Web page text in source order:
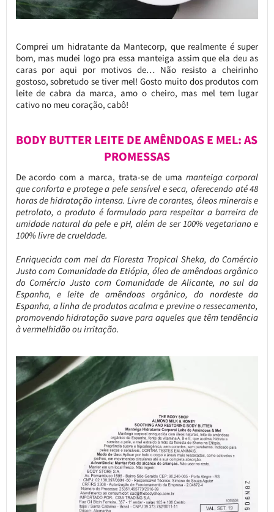
Comprei um hidratante da Mantecorp, que realmente é super
bom, mas mudei logo pra essa manteiga assim que ela deu as
caras por aqui por motivos de… Não resisto a cheirinho
gostoso, sobretudo se tiver mel! Gosto muito dos produtos com
leite de cabra da marca, amo o cheiro, mas mel tem lugar
cativo no meu coração, cabô!
BODY BUTTER LEITE DE AMÊNDOAS E MEL: AS
PROMESSAS
De acordo com a marca, trata-se de uma manteiga corporal
que conforta e protege a pele sensível e seca, oferecendo até 48
horas de hidratação intensa. Livre de corantes, óleos minerais e
petrolato, o produto é formulado para respeitar a barreira de
umidade natural da pele e pH, além de ser 100% vegetariano e
100% livre de crueldade.
Enriquecida com mel da Floresta Tropical Sheka, do Comércio
Justo com Comunidade da Etiópia, óleo de amêndoas orgânico
do Comércio Justo com Comunidade de Alicante, no sul da
Espanha, e leite de amêndoas orgânico, do nordeste da
Espanha, a linha de produtos acalma e previne o ressecamento,
promovendo hidratação suave para aqueles que têm tendência
à vermelhidão ou irritação.